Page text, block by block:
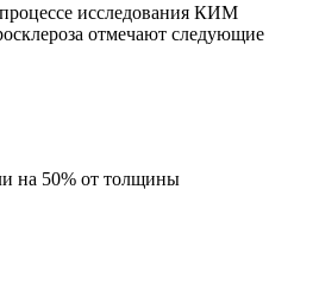
исследования КИМ
отмечают следующие
на 50% от толщины